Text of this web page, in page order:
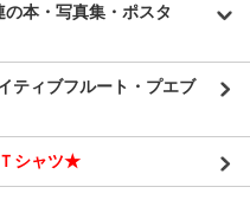
本・写真集・ポスタ
ティブフルート・プエブ
シャツ★